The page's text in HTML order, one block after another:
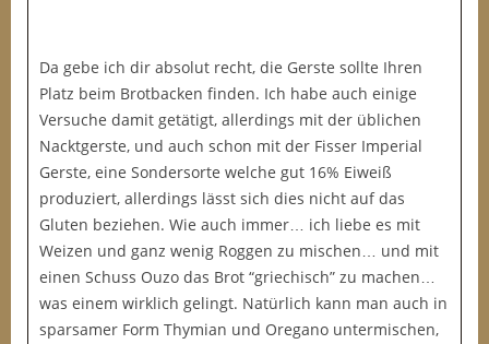
Da gebe ich dir absolut recht, die Gerste sollte Ihren
Platz beim Brotbacken finden. Ich habe auch einige
Versuche damit getätigt, allerdings mit der üblichen
Nacktgerste, und auch schon mit der Fisser Imperial
Gerste, eine Sondersorte welche gut 16% Eiweiß
produziert, allerdings lässt sich dies nicht auf das
Gluten beziehen. Wie auch immer… ich liebe es mit
Weizen und ganz wenig Roggen zu mischen… und mit
einen Schuss Ouzo das Brot “griechisch” zu machen…
was einem wirklich gelingt. Natürlich kann man auch in
sparsamer Form Thymian und Oregano untermischen,